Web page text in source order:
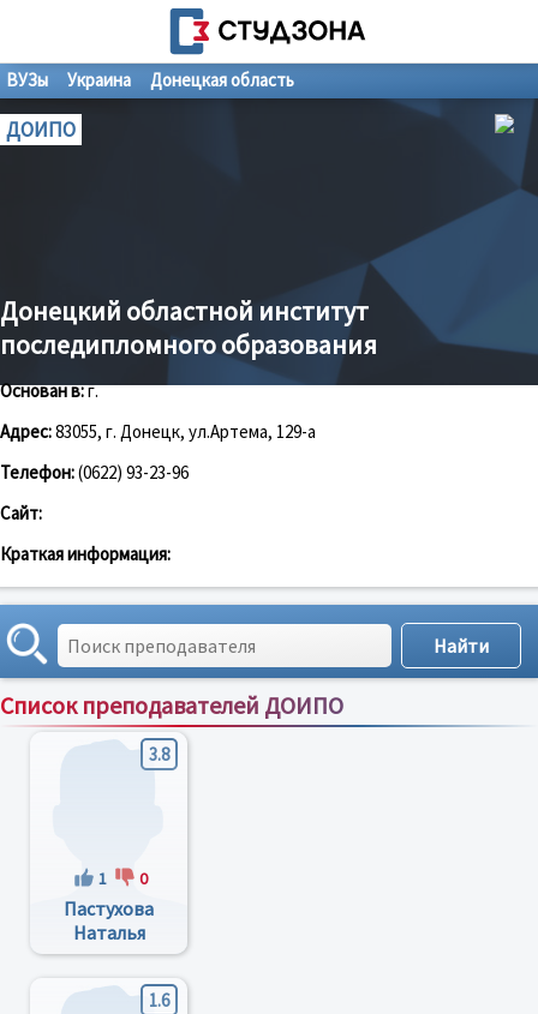
ВУЗы Украина Донецкая область
ДОИПО
Донецкий областной институт
последипломного образования
Основан в:г.
Адрес:83055, г. Донецк, ул.Артема, 129-а
Телефон:(0622) 93-23-96
Сайт:
Краткая информация:
Список преподавателей ДОИПО
Сортировка по:имени;рейтингу;отзывам
3.8
1 0
Пастухова
Наталья
Леонидовна
1.6